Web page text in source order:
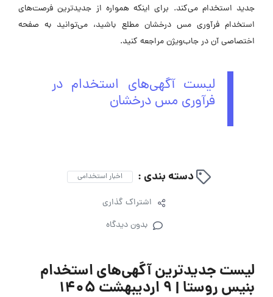
جدید استخدام می‌کند. برای اینکه همواره از جدیدترین فرصت‌های
استخدام فرآوری مس درخشان مطلع باشید، می‌توانید به صفحه
اختصاصی آن در جاب‌ویژن مراجعه کنید.
لیست آگهی‌های استخدام در
فرآوری مس درخشان
دسته بندی : اخبار استخدامی
اشتراک گذاری
بدون دیدگاه
لیست جدیدترین آگهی‌های استخدام
بنیس روستا | 9 اردیبهشت 1405